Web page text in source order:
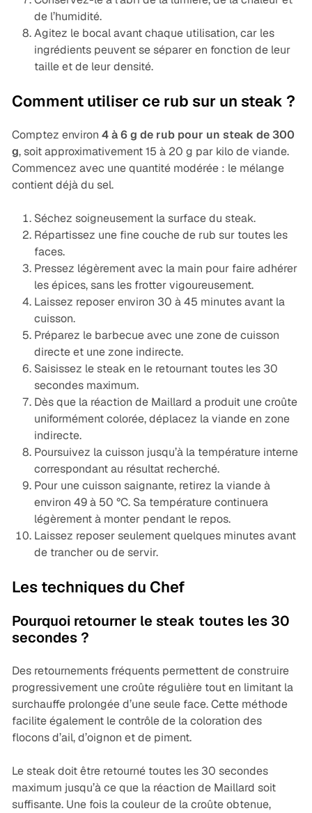
de l’humidité.
Agitez le bocal avant chaque utilisation, car les
ingrédients peuvent se séparer en fonction de leur
taille et de leur densité.
Comment utiliser ce rub sur un steak ?
Comptez environ 4 à 6 g de rub pour un steak de 300
g, soit approximativement 15 à 20 g par kilo de viande.
Commencez avec une quantité modérée : le mélange
contient déjà du sel.
Séchez soigneusement la surface du steak.
Répartissez une fine couche de rub sur toutes les
faces.
Pressez légèrement avec la main pour faire adhérer
les épices, sans les frotter vigoureusement.
Laissez reposer environ 30 à 45 minutes avant la
cuisson.
Préparez le barbecue avec une zone de cuisson
directe et une zone indirecte.
Saisissez le steak en le retournant toutes les 30
secondes maximum.
Dès que la réaction de Maillard a produit une croûte
uniformément colorée, déplacez la viande en zone
indirecte.
Poursuivez la cuisson jusqu’à la température interne
correspondant au résultat recherché.
Pour une cuisson saignante, retirez la viande à
environ 49 à 50 °C. Sa température continuera
légèrement à monter pendant le repos.
Laissez reposer seulement quelques minutes avant
de trancher ou de servir.
Les techniques du Chef
Pourquoi retourner le steak toutes les 30
secondes ?
Des retournements fréquents permettent de construire
progressivement une croûte régulière tout en limitant la
surchauffe prolongée d’une seule face. Cette méthode
facilite également le contrôle de la coloration des
flocons d’ail, d’oignon et de piment.
Le steak doit être retourné toutes les 30 secondes
maximum jusqu’à ce que la réaction de Maillard soit
suffisante. Une fois la couleur de la croûte obtenue,